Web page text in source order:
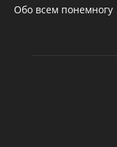
Обо всем понемногу